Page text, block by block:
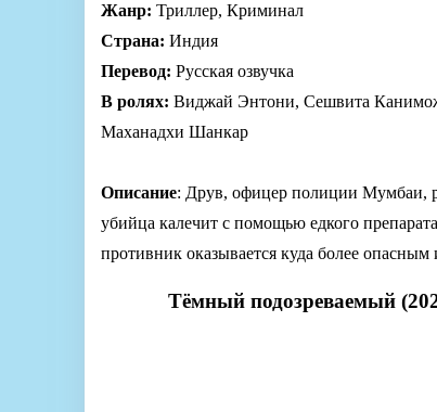
Жанр: Триллер, Криминал
Страна: Индия
Перевод: Русская озвучка
В ролях: Виджай Энтони, Сешвита
Маханадхи Шанкар
Описание: Друв, офицер полиции Мумбаи,
убийца калечит с помощью едкого
противник оказывается куда более
Тёмный подозреваемый